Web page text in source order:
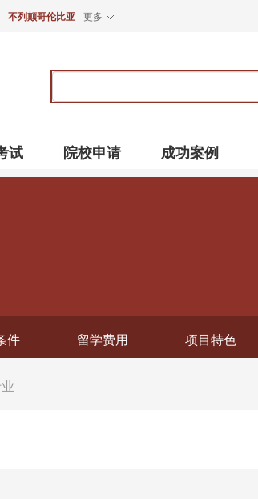
不列颠哥伦比亚 更多
关
试 院校申请 成功案例
件 留学费用 项目特色